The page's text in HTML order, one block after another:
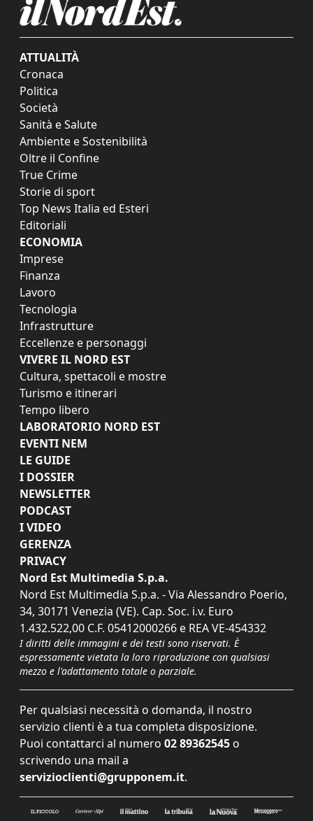
ATTUALITÀ
Cronaca
Politica
Società
Sanità e Salute
Ambiente e Sostenibilità
Oltre il Confine
True Crime
Storie di sport
Top News Italia ed Esteri
Editoriali
ECONOMIA
Imprese
Finanza
Lavoro
Tecnologia
Infrastrutture
Eccellenze e personaggi
VIVERE IL NORD EST
Cultura, spettacoli e mostre
Turismo e itinerari
Tempo libero
LABORATORIO NORD EST
EVENTI NEM
LE GUIDE
I DOSSIER
NEWSLETTER
PODCAST
I VIDEO
GERENZA
PRIVACY
Nord Est Multimedia S.p.a.
Nord Est Multimedia S.p.a. - Via Alessandro Poerio,
34, 30171 Venezia (VE). Cap. Soc. i.v. Euro
1.432.522,00 C.F. 05412000266 e REA VE-454332
I diritti delle immagini e dei testi sono riservati. È
espressamente vietata la loro riproduzione con qualsiasi
mezzo e l'adattamento totale o parziale.
Per qualsiasi necessità o domanda, il nostro
servizio clienti è a tua completa disposizione.
Puoi contattarci al numero 02 89362545 o
scrivendo una mail a
servizioclienti@grupponem.it.